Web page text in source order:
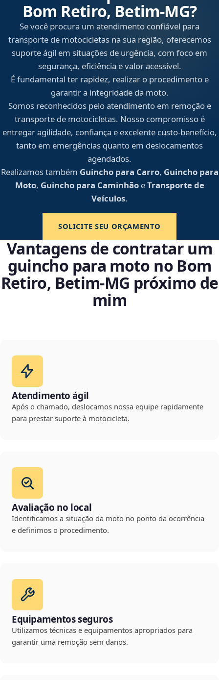
Bom Retiro, Betim‑MG?
Se você procura um atendimento confiável para
transporte de motocicletas na sua região, oferecemos
suporte ágil em situações de urgência, com foco em
segurança, eficiência e valor acessível.
É fundamental ter rapidez, realizar o procedimento e
garantir a integridade da moto.
Somos reconhecidos pelo atendimento em remoção e
transporte de motocicletas. Nosso compromisso é
entregar agilidade, confiança e excelente custo-benefício,
tanto em emergências quanto em deslocamentos
agendados.
Realizamos também Guincho para Carro, Guincho para
Moto, Guincho para CaminhãoeTransporte de
Veículos.
SOLICITE SEU ORÇAMENTO
Vantagens de contratar um
guincho para moto no Bom
Retiro, Betim‑MG próximo de
mim
Atendimento ágil
Após o chamado, deslocamos nossa equipe rapidamente
para prestar suporte à motocicleta.
Avaliação no local
Identificamos a situação da moto no ponto da ocorrência
e definimos o procedimento.
Equipamentos seguros
Utilizamos técnicas e equipamentos apropriados para
garantir uma remoção sem danos.